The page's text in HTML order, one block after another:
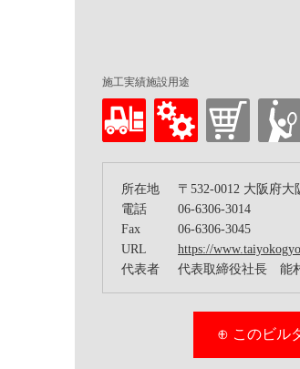
施工実績施設用途
所在地
〒532-0012 大阪府
電話
06-6306-3014
Fax
06-6306-3045
URL
https://
代表者
代表取締役社長 能
⊕ このビル